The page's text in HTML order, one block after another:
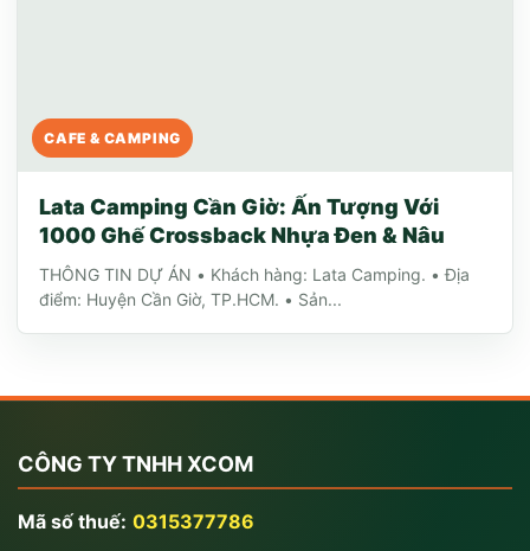
CAFE & CAMPING
Lata Camping Cần Giờ: Ấn Tượng Với
1000 Ghế Crossback Nhựa Đen & Nâu
THÔNG TIN DỰ ÁN • Khách hàng: Lata Camping. • Địa
điểm: Huyện Cần Giờ, TP.HCM. • Sản...
CÔNG TY TNHH XCOM
Mã số thuế: 0315377786